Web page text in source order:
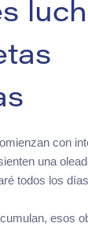
con
una
todos los
esos